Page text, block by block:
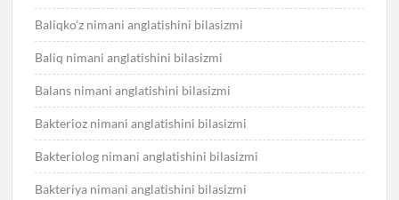
Baliqko’z nimani anglatishini bilasizmi
Baliq nimani anglatishini bilasizmi
Balans nimani anglatishini bilasizmi
Bakterioz nimani anglatishini bilasizmi
Bakteriolog nimani anglatishini bilasizmi
Bakteriya nimani anglatishini bilasizmi